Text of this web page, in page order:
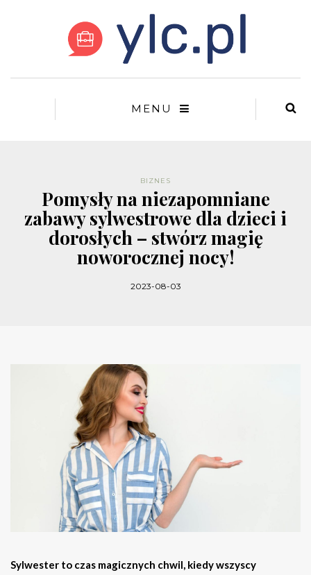
MENU
BIZNES
Pomysły na niezapomniane
zabawy sylwestrowe dla dzieci i
dorosłych – stwórz magię
noworocznej nocy!
2023-08-03
Sylwester to czas magicznych chwil, kiedy wszyscy